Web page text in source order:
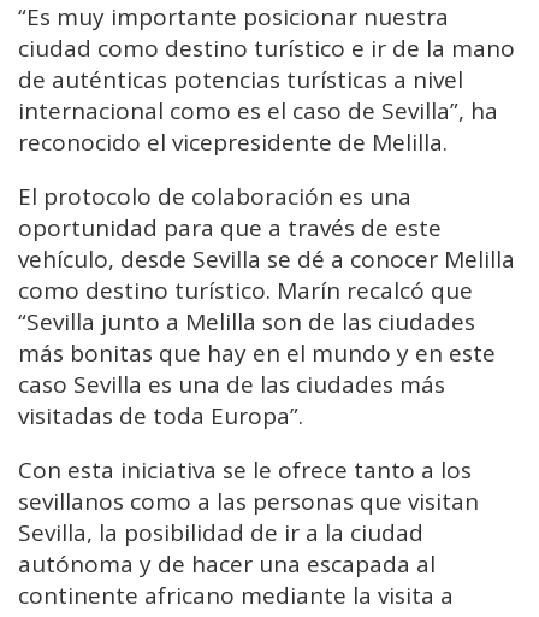
“Es muy importante posicionar nuestra
ciudad como destino turístico e ir de la mano
de auténticas potencias turísticas a nivel
internacional como es el caso de Sevilla”, ha
reconocido el vicepresidente de Melilla.
El protocolo de colaboración es una
oportunidad para que a través de este
vehículo, desde Sevilla se dé a conocer Melilla
como destino turístico. Marín recalcó que
“Sevilla junto a Melilla son de las ciudades
más bonitas que hay en el mundo y en este
caso Sevilla es una de las ciudades más
visitadas de toda Europa”.
Con esta iniciativa se le ofrece tanto a los
sevillanos como a las personas que visitan
Sevilla, la posibilidad de ir a la ciudad
autónoma y de hacer una escapada al
continente africano mediante la visita a